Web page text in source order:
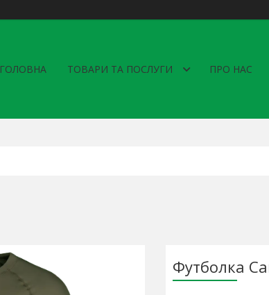
ГОЛОВНА ТОВАРИ ТА ПОСЛУГИ ПРО НАС
Футболка